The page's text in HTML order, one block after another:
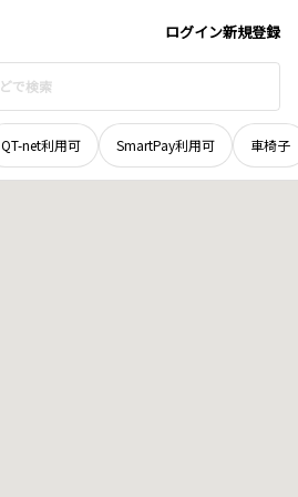
ログイン新規登録
QT-net利用可 SmartPay利用可 車椅子